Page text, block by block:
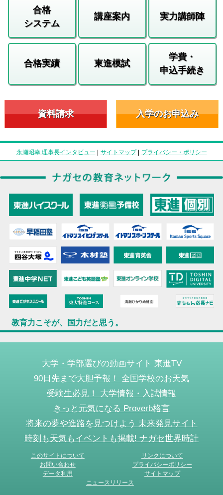
合格
システム
講座案内 実力講師陣
合格実績 東進模試
学費・
申込手続き
資料請求 入学のお申込み
永瀬昭幸 理事長インタビュー | サイトマップ| プライバシー・ポリシー
教育力こそが、国力だと思う。
大学・学部選びの動画サイト 東進TV
90日先まで大胆予報！ 全国学校のお天気
受験生必見！ 大学情報・入試情報
きっと元気になる Proverb格言
将来の夢や進路を見つけよう 未来発見サイト
時刻も天気もイベントも掲載! ナガセ世界時計
このサイトについて
リンクについて
お問い合わせ
プライバシーポリシー
データ利用
サイトマップ
ニュースリリース